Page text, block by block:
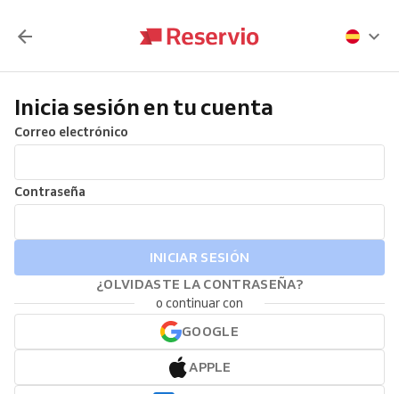
Inicia sesión en tu cuenta
Correo electrónico
Contraseña
INICIAR SESIÓN
¿OLVIDASTE LA CONTRASEÑA?
o continuar con
GOOGLE
APPLE